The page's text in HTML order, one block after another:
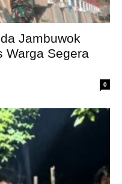
Jambuwok
Warga Segera
0